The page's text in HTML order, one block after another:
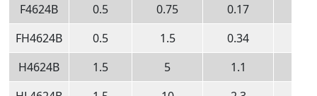
F4624B
0.5 0.75 0.17
FH4624B
0.5 1.5 0.34
H4624B
1.5 5 1.1